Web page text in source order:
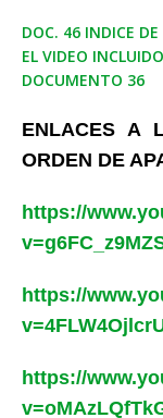
DOC. 46 INDICE
EL VIDEO
DOCUMENTO 36
ENLACES A
ORDEN DE
https://
https://
https://